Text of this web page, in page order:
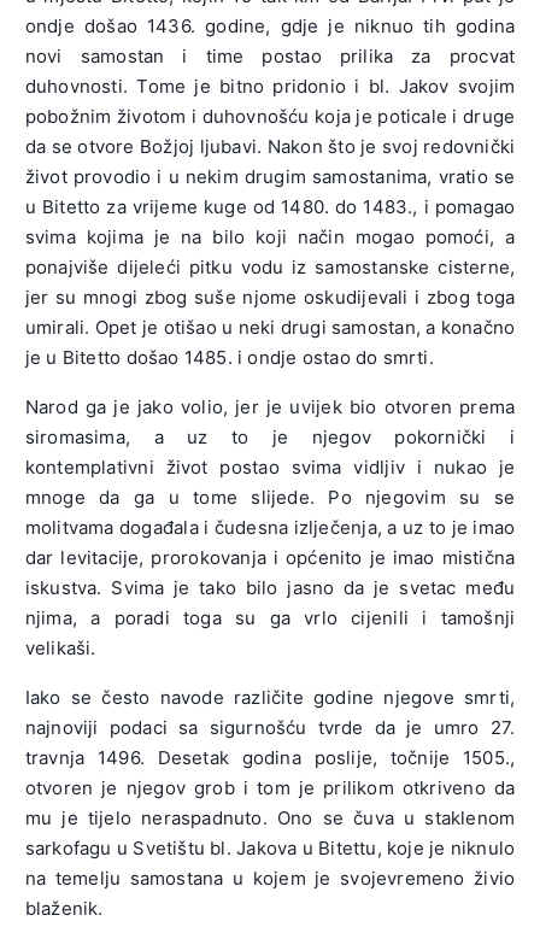
ondje došao 1436. godine, gdje je niknuo tih godina
novi samostan i time postao prilika za procvat
duhovnosti. Tome je bitno pridonio i bl. Jakov svojim
pobožnim životom i duhovnošću koja je poticale i druge
da se otvore Božjoj ljubavi. Nakon što je svoj redovnički
život provodio i u nekim drugim samostanima, vratio se
u Bitetto za vrijeme kuge od 1480. do 1483., i pomagao
svima kojima je na bilo koji način mogao pomoći, a
ponajviše dijeleći pitku vodu iz samostanske cisterne,
jer su mnogi zbog suše njome oskudijevali i zbog toga
umirali. Opet je otišao u neki drugi samostan, a konačno
je u Bitetto došao 1485. i ondje ostao do smrti.
Narod ga je jako volio, jer je uvijek bio otvoren prema
siromasima, a uz to je njegov pokornički i
kontemplativni život postao svima vidljiv i nukao je
mnoge da ga u tome slijede. Po njegovim su se
molitvama događala i čudesna izlječenja, a uz to je imao
dar levitacije, prorokovanja i općenito je imao mistična
iskustva. Svima je tako bilo jasno da je svetac među
njima, a poradi toga su ga vrlo cijenili i tamošnji
velikaši.
Iako se često navode različite godine njegove smrti,
najnoviji podaci sa sigurnošću tvrde da je umro 27.
travnja 1496. Desetak godina poslije, točnije 1505.,
otvoren je njegov grob i tom je prilikom otkriveno da
mu je tijelo neraspadnuto. Ono se čuva u staklenom
sarkofagu u Svetištu bl. Jakova u Bitettu, koje je niknulo
na temelju samostana u kojem je svojevremeno živio
blaženik.